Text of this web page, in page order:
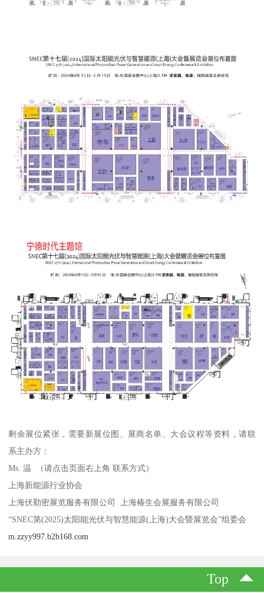
剩余展位紧张，需要新展位图、展商名单、大会议程等资料，请联
系主办方：
Ms. 温 （请点击页面右上角 联系方式）
上海新能源行业协会
上海伏勒密展览服务有限公司 上海椿生会展服务有限公司
“SNEC第(2025)太阳能光伏与智慧能源(上海)大会暨展览会”组委会
m.zzyy997.b2b168.com
Top